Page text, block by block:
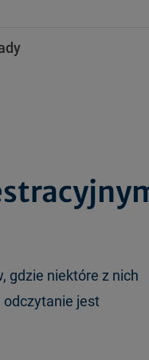
gdzie niektóre z nich
odczytanie jest